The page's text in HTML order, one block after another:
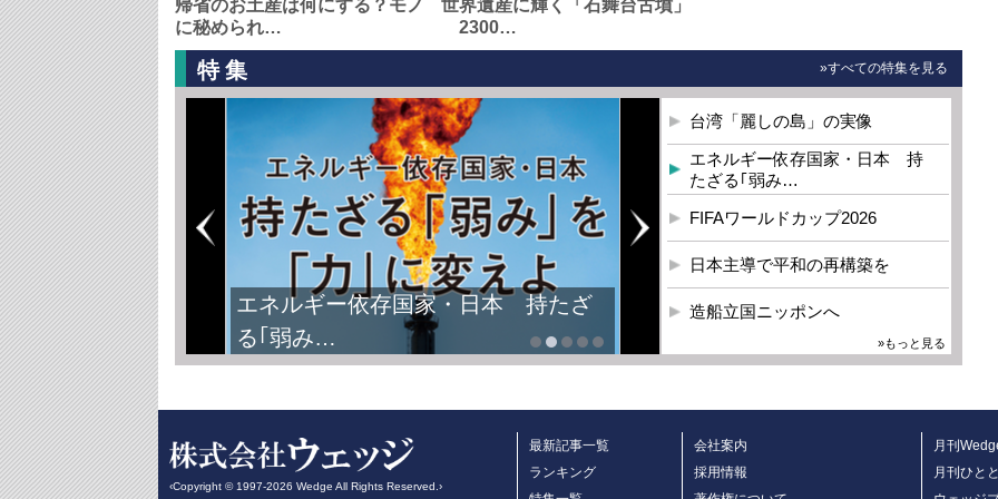
帰省のお土産は何にする？モノ
に秘められ…
世界遺産に輝く「石舞台古墳」
2300…
特集 »すべての特集を見る
エネルギー依存国家・日本 持たざ
る｢弱み…
台湾「麗しの島」の実像
エネルギー依存国家・日本 持
たざる｢弱み…
FIFAワールドカップ2026
日本主導で平和の再構築を
造船立国ニッポンへ
»もっと見る
‹Copyright © 1997-2026 Wedge All Rights Reserved.›
最新記事一覧
ランキング
会社案内
採用情報
月刊
月刊ひと